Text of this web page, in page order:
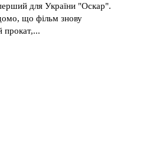
для України "Оскар".
що фільм знову
прокат,...